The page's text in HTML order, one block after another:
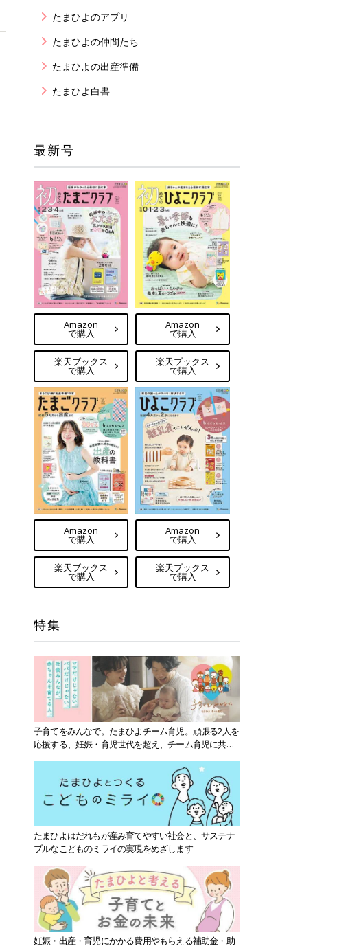
たまひよのアプリ
たまひよの仲間たち
たまひよの出産準備
たまひよ白書
最新号
Amazon
で購入
楽天ブックス
で購入
Amazon
で購入
楽天ブックス
で購入
Amazon
で購入
楽天ブックス
で購入
Amazon
で購入
楽天ブックス
で購入
特集
子育てをみんなで。たまひよチーム育児。頑張る2人を
応援する、妊娠・育児世代を超え、チーム育児に共感
たまひよはだれもが産み育てやすい社会と、サステナ
ブルなこどものミライの実現をめざします
妊娠・出産・育児にかかる費用やもらえる補助金・助